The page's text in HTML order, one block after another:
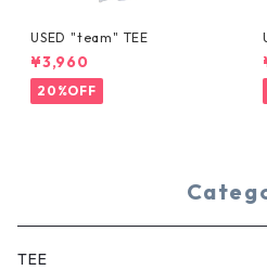
USED "team" TEE
¥3,960
20%OFF
TEE